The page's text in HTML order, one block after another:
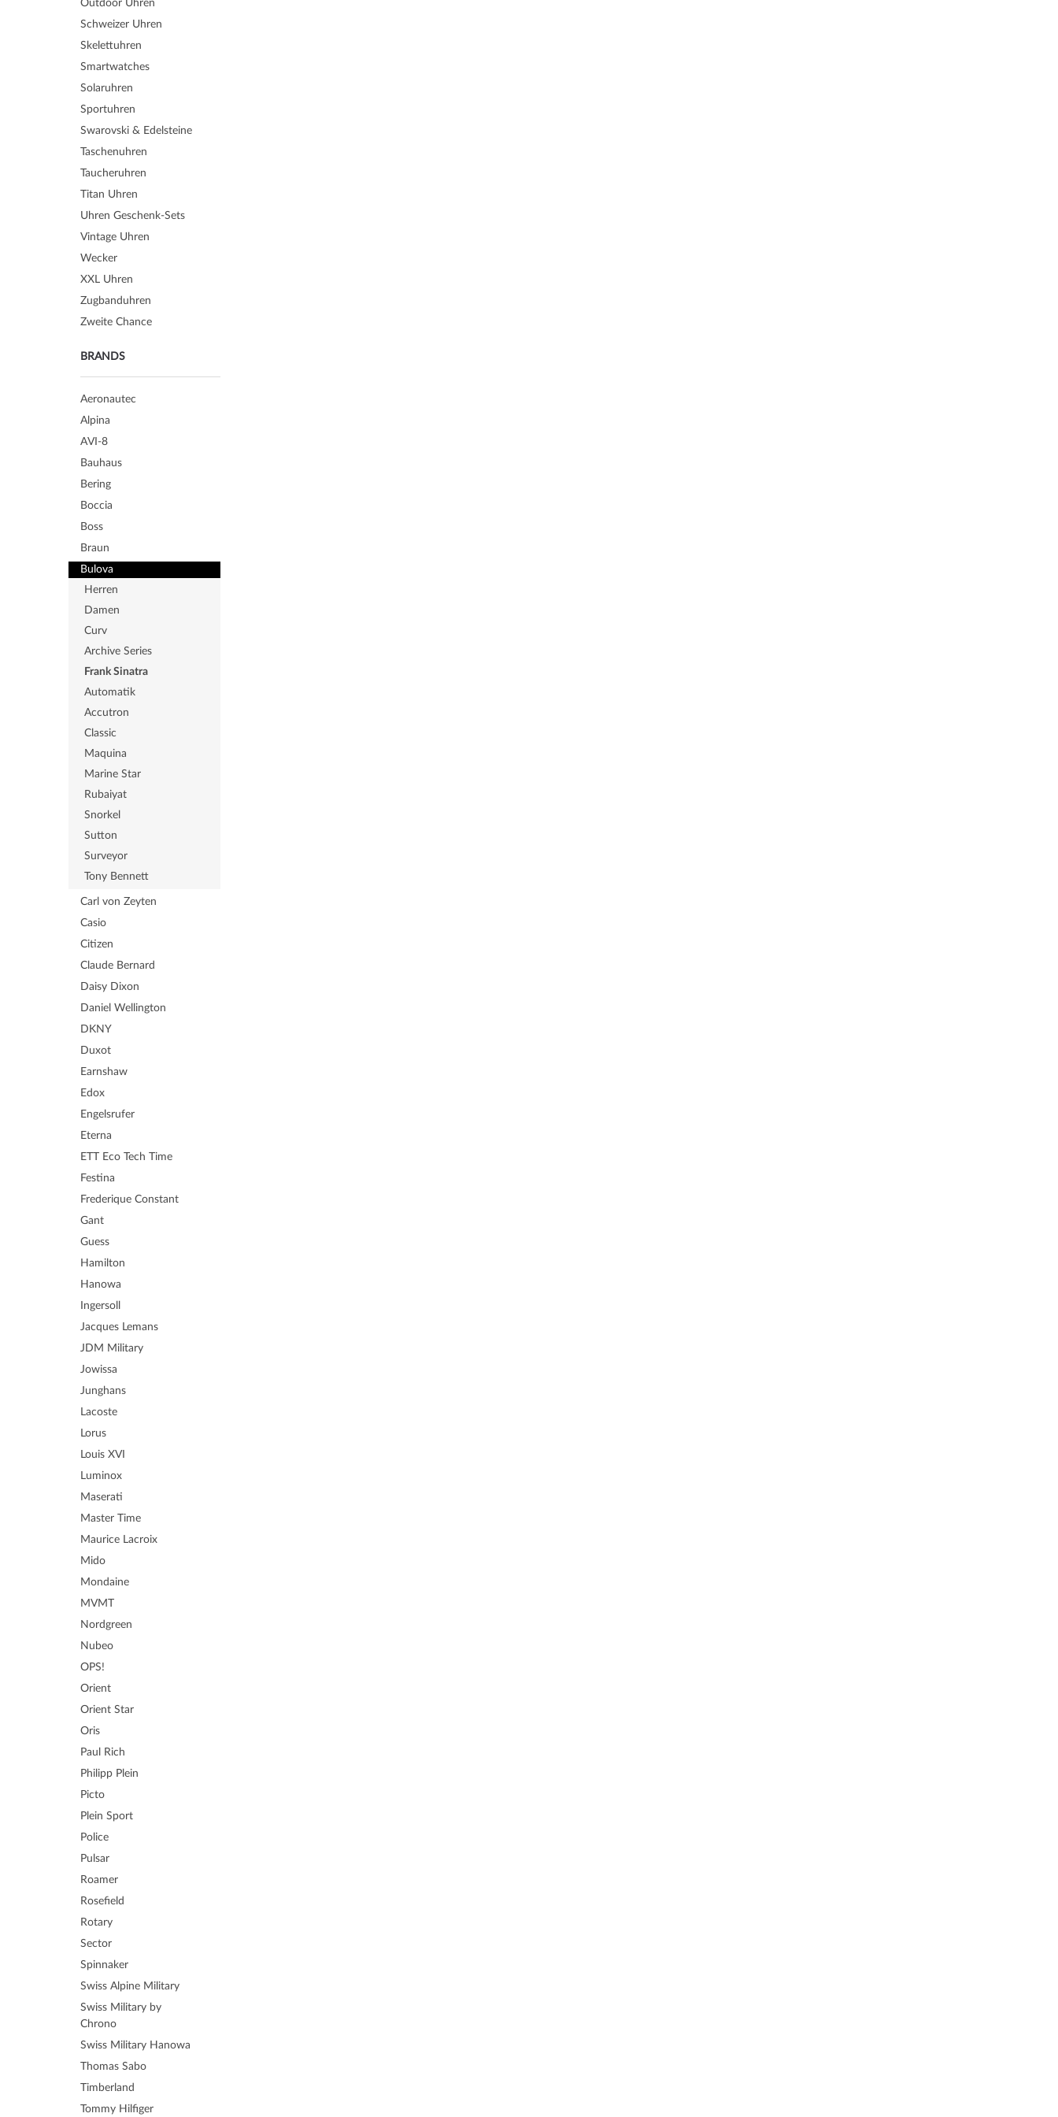
Outdoor Uhren
Schweizer Uhren
Skelettuhren
Smartwatches
Solaruhren
Sportuhren
Swarovski & Edelsteine
Taschenuhren
Taucheruhren
Titan Uhren
Uhren Geschenk-Sets
Vintage Uhren
Wecker
XXL Uhren
Zugbanduhren
Zweite Chance
BRANDS
Aeronautec
Alpina
AVI-8
Bauhaus
Bering
Boccia
Boss
Braun
Bulova
Herren
Damen
Curv
Archive Series
Frank Sinatra
Automatik
Accutron
Classic
Maquina
Marine Star
Rubaiyat
Snorkel
Sutton
Surveyor
Tony Bennett
Carl von Zeyten
Casio
Citizen
Claude Bernard
Daisy Dixon
Daniel Wellington
DKNY
Duxot
Earnshaw
Edox
Engelsrufer
Eterna
ETT Eco Tech Time
Festina
Frederique Constant
Gant
Guess
Hamilton
Hanowa
Ingersoll
Jacques Lemans
JDM Military
Jowissa
Junghans
Lacoste
Lorus
Louis XVI
Luminox
Maserati
Master Time
Maurice Lacroix
Mido
Mondaine
MVMT
Nordgreen
Nubeo
OPS!
Orient
Orient Star
Oris
Paul Rich
Philipp Plein
Picto
Plein Sport
Police
Pulsar
Roamer
Rosefield
Rotary
Sector
Spinnaker
Swiss Alpine Military
Swiss Military by
Chrono
Swiss Military Hanowa
Thomas Sabo
Timberland
Tommy Hilfiger